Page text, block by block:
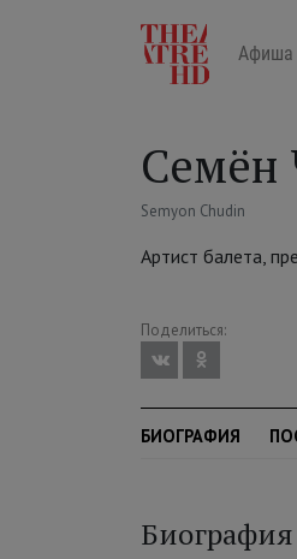
Афиша
Семён
Semyon Chudin
Артист балета,
Поделиться:
БИОГРАФИЯ
Биография